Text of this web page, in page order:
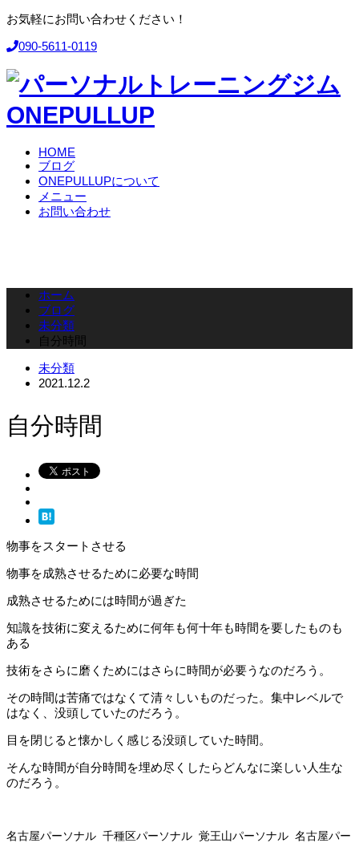
お気軽にお問い合わせください！
090-5611-0119
HOME
ブログ
ONEPULLUPについて
メニュー
お問い合わせ
ホーム
ブログ
未分類
自分時間
未分類
2021.12.2
自分時間
物事をスタートさせる
物事を成熟させるために必要な時間
成熟させるためには時間が過ぎた
知識を技術に変えるために何年も何十年も時間を要したものも
ある
技術をさらに磨くためにはさらに時間が必要うなのだろう。
その時間は苦痛ではなくて清々しいものだった。集中レベルで
はなく、没頭していたのだろう。
目を閉じると懐かしく感じる没頭していた時間。
そんな時間が自分時間を埋め尽くしたらどんなに楽しい人生な
のだろう。
名古屋パーソナル 千種区パーソナル 覚王山パーソナル 名古屋パー